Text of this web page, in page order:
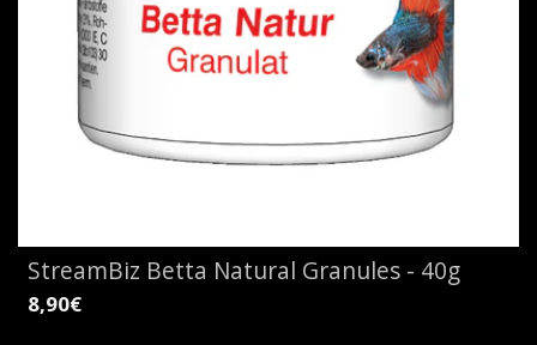
StreamBiz Betta Natural Granules - 40g
8,90€